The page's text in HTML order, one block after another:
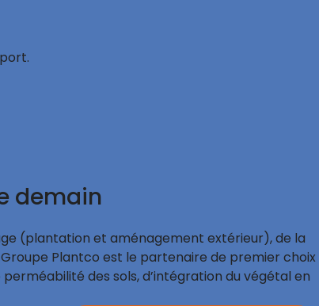
demain
(plantation et aménagement extérieur), de la
Groupe Plantco est le partenaire de premier choix
des sols, d’intégration du végétal en